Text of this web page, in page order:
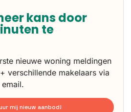
kans door
te
nieuwe woning meldingen
verschillende makelaars via
mij nieuw aanbod!